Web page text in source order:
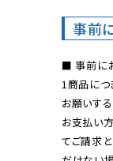
事前
■ 事前に
1商品につ
お願いす
お支払い
てご請求